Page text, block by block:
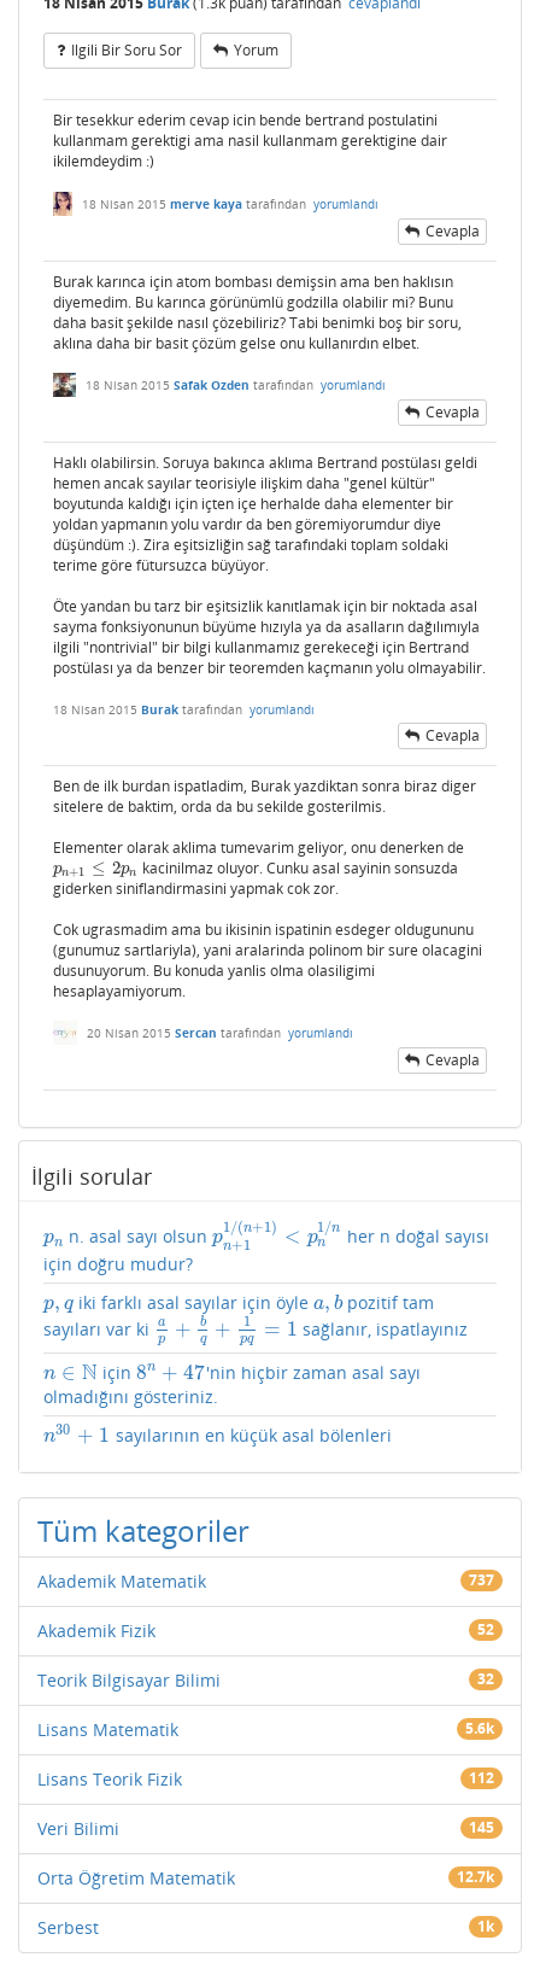
Ilgili Bir Soru Sor Yorum
Bir tesekkur ederim cevap icin bende bertrand postulatini
kullanmam gerektigi ama nasil kullanmam gerektigine dair
ikilemdeydim :)
18 Nisan 2015 merve kaya tarafından yorumlandı
Cevapla
Burak karınca için atom bombası demişsin ama ben haklısın
diyemedim. Bu karınca görünümlü godzilla olabilir mi? Bunu
daha basit şekilde nasıl çözebiliriz? Tabi benimki boş bir soru,
aklına daha bir basit çözüm gelse onu kullanırdın elbet.
18 Nisan 2015 Safak Ozden tarafından yorumlandı
Cevapla
Haklı olabilirsin. Soruya bakınca aklıma Bertrand postülası geldi
hemen ancak sayılar teorisiyle ilişkim daha "genel kültür"
boyutunda kaldığı için içten içe herhalde daha elementer bir
yoldan yapmanın yolu vardır da ben göremiyorumdur diye
düşündüm :). Zira eşitsizliğin sağ tarafındaki toplam soldaki
terime göre fütursuzca büyüyor.
Öte yandan bu tarz bir eşitsizlik kanıtlamak için bir noktada asal
sayma fonksiyonunun büyüme hızıyla ya da asalların dağılımıyla
ilgili "nontrivial" bir bilgi kullanmamız gerekeceği için Bertrand
postülası ya da benzer bir teoremden kaçmanın yolu olmayabilir.
18 Nisan 2015 Burak tarafından yorumlandı
Cevapla
Ben de ilk burdan ispatladim, Burak yazdiktan sonra biraz diger
sitelere de baktim, orda da bu sekilde gosterilmis.
Elementer olarak aklima tumevarim geliyor, onu denerken de
pn+1 ≤ 2pn
pn+1 ≤2p n
kacinilmaz oluyor. Cunku asal sayinin sonsuzda
giderken siniflandirmasini yapmak cok zor.
Cok ugrasmadim ama bu ikisinin ispatinin esdeger oldugununu
(gunumuz sartlariyla), yani aralarinda polinom bir sure olacagini
dusunuyorum. Bu konuda yanlis olma olasiligimi
hesaplayamiyorum.
20 Nisan 2015 Sercan tarafından yorumlandı
Cevapla
İlgili sorular
pn
pn n. asal sayı olsun p
1/(n+1)
n+1 < p
1/n
n
pn+1 1 /(n +1 )<p n1/n
her n doğal sayısı
için doğru mudur?
p, q
p,q iki farklı asal sayılar için öylea, b
a,b pozitif tam
sayıları var ki
a
p
+
b
q
+ 1
pq = 1
ap +b q+ 1p q= 1 sağlanır, ispatlayınız
n ∈ N
n∈N için8n + 47
8n +47
'nin hiçbir zaman asal sayı
olmadığını gösteriniz.
n30 + 1
n30 +1 sayılarının en küçük asal bölenleri
Tüm kategoriler
Akademik Matematik 737
Akademik Fizik 52
Teorik Bilgisayar Bilimi 32
Lisans Matematik 5.6k
Lisans Teorik Fizik 112
Veri Bilimi 145
Orta Öğretim Matematik 12.7k
Serbest 1k